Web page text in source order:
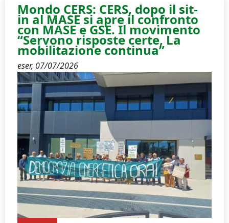
Mondo CERS: CERS, dopo il sit-
in al MASE si apre il confronto
con MASE e GSE. Il movimento
“Servono risposte certe, La
mobilitazione continua”
eser, 07/07/2026